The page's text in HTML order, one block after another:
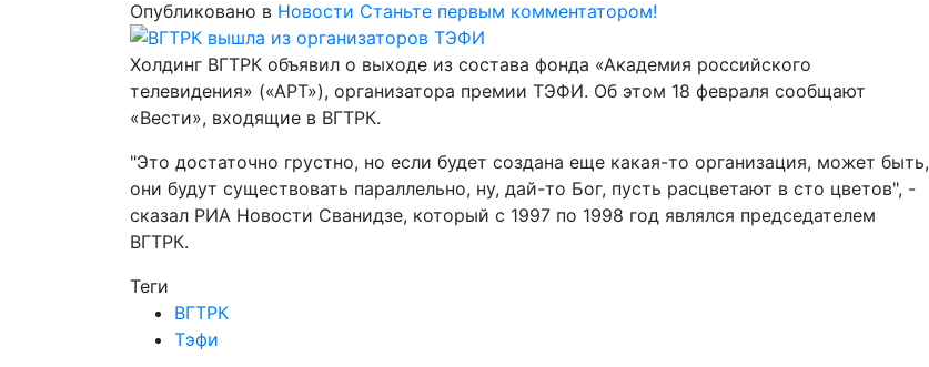
Опубликовано в Новости Станьте первым комментатором!
Холдинг ВГТРК объявил о выходе из состава фонда «Академия российского
телевидения» («АРТ»), организатора премии ТЭФИ. Об этом 18 февраля сообщают
«Вести», входящие в ВГТРК.
"Это достаточно грустно, но если будет создана еще какая-то организация, может быть,
они будут существовать параллельно, ну, дай-то Бог, пусть расцветают в сто цветов", -
сказал РИА Новости Сванидзе, который с 1997 по 1998 год являлся председателем
ВГТРК.
Теги
ВГТРК
Тэфи